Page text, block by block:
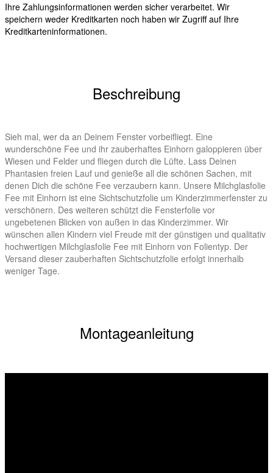
Ihre Zahlungsinformationen werden sicher verarbeitet. Wir
speichern weder Kreditkarten noch haben wir Zugriff auf Ihre
Kreditkarteninformationen.
Beschreibung
Sieh mal, wer da an Deinem Fenster vorbeifliegt. Eine
wunderschöne Fee und ihr zauberhaftes Einhorn galoppieren über
Wiesen und Felder und fliegen durch die Lüfte. Lass Deinen
Phantasien freien Lauf und genieße all die schönen Sachen, mit
denen Dich die schöne Fee verzaubern kann. Unsere Milchglasfolie
Fee mit Einhorn ist eine Sichtschutzfolie um Kinderzimmerfenster zu
verschönern. Des weiteren schützt die Fensterfolie vor
ungebetenen Blicken von außen in das Kinderzimmer. Wir
wünschen allen Kindern viel Freude mit der günstigen und qualitativ
hochwertigen Milchglasfolie Fee mit Einhorn von Folientyp. Der
Versand dieser zauberhaften Sichtschutzfolie erfolgt innerhalb
weniger Tage.
Montageanleitung